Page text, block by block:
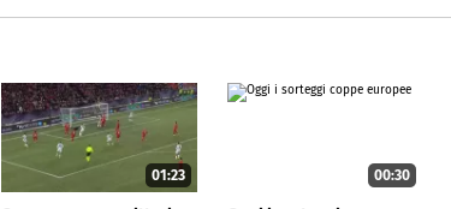
01:23 00:30